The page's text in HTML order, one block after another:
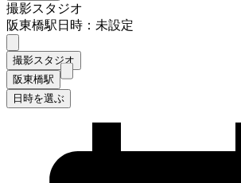
撮影スタジオ
阪東橋駅日時：未設定
撮影スタジオ
阪東橋駅
日時を選ぶ